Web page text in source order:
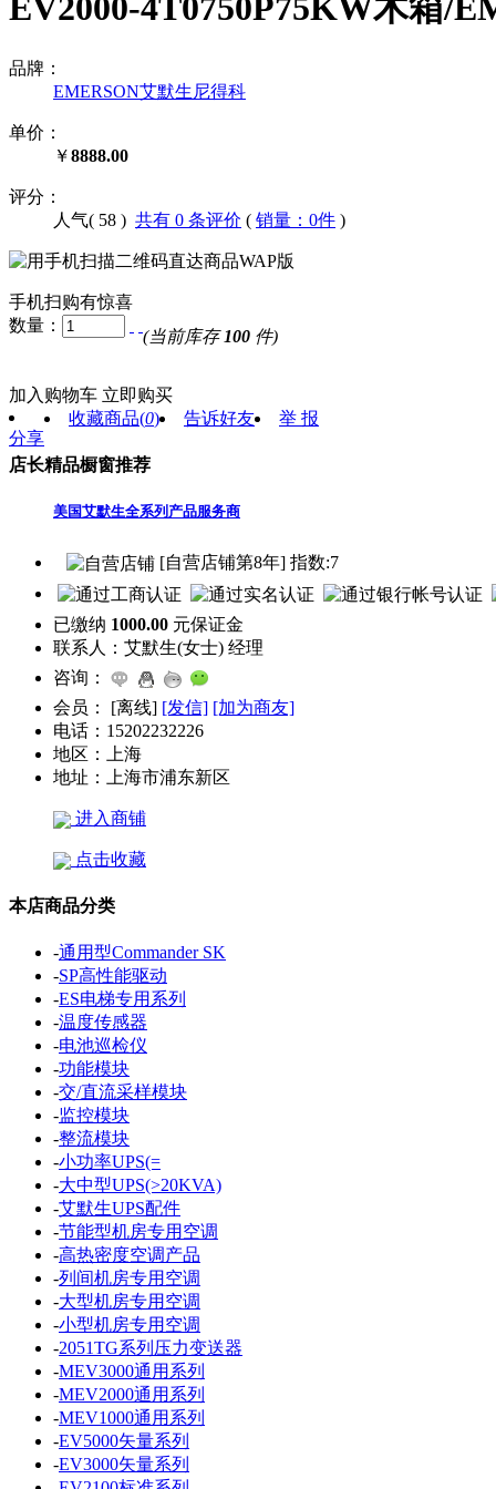
品牌：
EMERSON艾默生尼得科
单价：
￥8888.00
评分：
人气( 58 ) 共有 0 条评价 ( 销量：0件 )
手机扫购有惊喜
数量：
(当前库存 100 件)
加入购物车 立即购买
分享
收藏商品(0) 告诉好友 举 报
店长精品橱窗推荐
美国艾默生全系列产品服务商
[自营店铺第8年] 指数:7
已缴纳 1000.00 元保证金
联系人： 艾默生(女士) 经理
咨询：
会员：
[离线] [发信] [加为商友]
电话： 15202232226
地区：
上海
地址：
上海市浦东新区
进入商铺
点击收藏
本店商品分类
-通用型Commander SK
-SP高性能驱动
-ES电梯专用系列
-温度传感器
-电池巡检仪
-功能模块
-交/直流采样模块
-监控模块
-整流模块
-小功率UPS(=
-大中型UPS(>20KVA)
-艾默生UPS配件
-节能型机房专用空调
-高热密度空调产品
-列间机房专用空调
-大型机房专用空调
-小型机房专用空调
-2051TG系列压力变送器
-MEV3000通用系列
-MEV2000通用系列
-MEV1000通用系列
-EV5000矢量系列
-EV3000矢量系列